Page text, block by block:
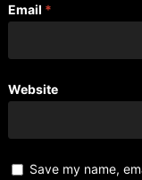
Email *
Website
Save my name,